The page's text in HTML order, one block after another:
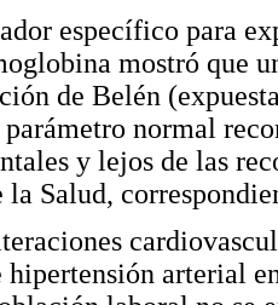
específico para
mostró que
de Belén
normal
y lejos de las
Salud,
hipertensión arterial